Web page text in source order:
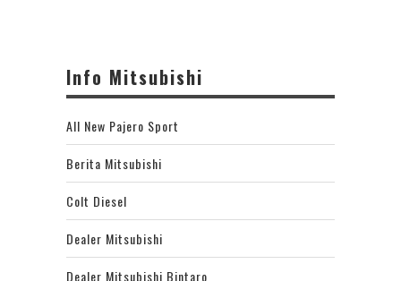
Info Mitsubishi
All New Pajero Sport
Berita Mitsubishi
Colt Diesel
Dealer Mitsubishi
Dealer Mitsubishi Bintaro